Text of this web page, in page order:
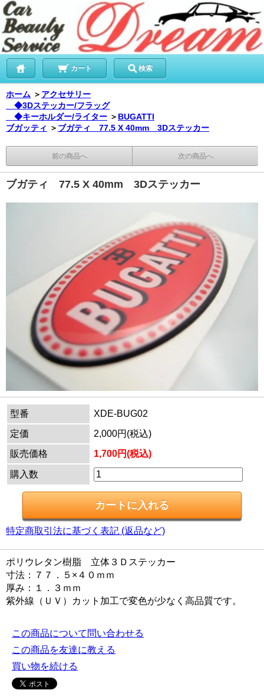
カート 検索
ホーム ＞ アクセサリー
◆3Dステッカー/フラッグ
◆キーホルダー/ライター ＞ BUGATTI
ブガッティ ＞ ブガティ 77.5 X 40mm 3Dステッカー
前の商品へ 次の商品へ
ブガティ 77.5 X 40mm 3Dステッカー
型番
XDE-BUG02
定価
2,000円(税込)
販売価格
1,700円(税込)
購入数
特定商取引法に基づく表記 (返品など)
ポリウレタン樹脂 立体３Ｄステッカー
寸法：７７．５×４０ｍｍ
厚み：１．３ｍｍ
紫外線（ＵＶ）カット加工で変色が少なく高品質です。
この商品について問い合わせる
この商品を友達に教える
買い物を続ける